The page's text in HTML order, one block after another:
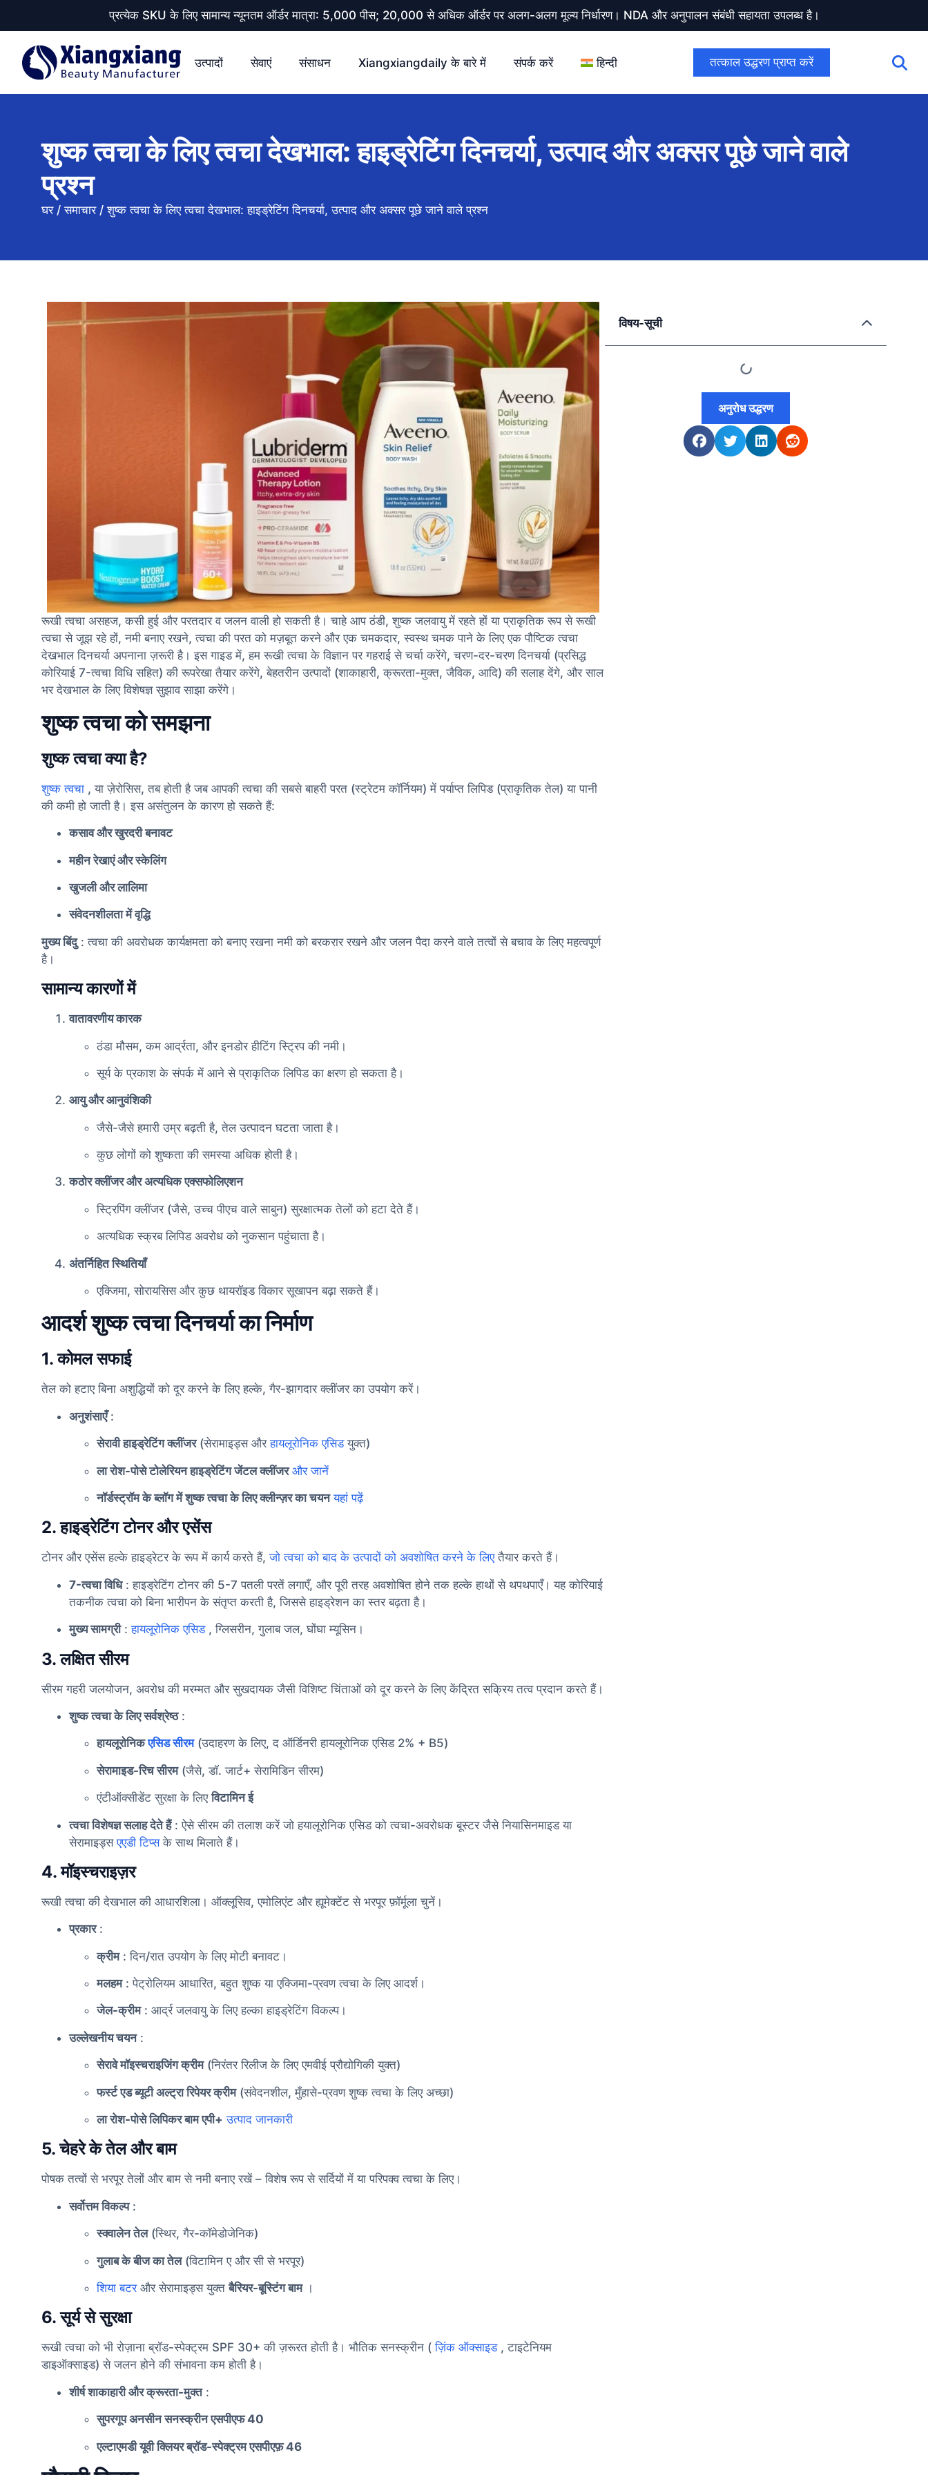
प्रत्येक SKU के लिए सामान्य न्यूनतम ऑर्डर मात्रा: 5,000 पीस; 20,000 से अधिक ऑर्डर पर अलग-अलग मूल्य निर्धारण। NDA और अनुपालन संबंधी सहायता उपलब्ध है।
उत्पादों सेवाएं संसाधन Xiangxiangdaily के बारे में संपर्क करें हिन्दी तत्काल उद्धरण प्राप्त करें
शुष्क त्वचा के लिए त्वचा देखभाल: हाइड्रेटिंग दिनचर्या, उत्पाद और अक्सर पूछे जाने वाले
प्रश्न
घर/समाचार/शुष्क त्वचा के लिए त्वचा देखभाल: हाइड्रेटिंग दिनचर्या, उत्पाद और अक्सर पूछे जाने वाले प्रश्न
रूखी त्वचा असहज, कसी हुई और परतदार व जलन वाली हो सकती है। चाहे आप ठंडी, शुष्क जलवायु में रहते हों या प्राकृतिक रूप से रूखी
त्वचा से जूझ रहे हों, नमी बनाए रखने, त्वचा की परत को मज़बूत करने और एक चमकदार, स्वस्थ चमक पाने के लिए एक पौष्टिक त्वचा
देखभाल दिनचर्या अपनाना ज़रूरी है। इस गाइड में, हम रूखी त्वचा के विज्ञान पर गहराई से चर्चा करेंगे, चरण-दर-चरण दिनचर्या (प्रसिद्ध
कोरियाई 7-त्वचा विधि सहित) की रूपरेखा तैयार करेंगे, बेहतरीन उत्पादों (शाकाहारी, क्रूरता-मुक्त, जैविक, आदि) की सलाह देंगे, और साल
भर देखभाल के लिए विशेषज्ञ सुझाव साझा करेंगे।
शुष्क त्वचा को समझना
शुष्क त्वचा क्या है?
शुष्क त्वचा , या ज़ेरोसिस, तब होती है जब आपकी त्वचा की सबसे बाहरी परत (स्ट्रेटम कॉर्नियम) में पर्याप्त लिपिड (प्राकृतिक तेल) या पानी
की कमी हो जाती है। इस असंतुलन के कारण हो सकते हैं:
कसाव और खुरदरी बनावट
महीन रेखाएं और स्केलिंग
खुजली और लालिमा
संवेदनशीलता में वृद्धि
मुख्य बिंदु: त्वचा की अवरोधक कार्यक्षमता को बनाए रखना नमी को बरकरार रखने और जलन पैदा करने वाले तत्वों से बचाव के लिए महत्वपूर्ण
है।
सामान्य कारणों में
वातावरणीय कारक
ठंडा मौसम, कम आर्द्रता, और इनडोर हीटिंग स्ट्रिप की नमी।
सूर्य के प्रकाश के संपर्क में आने से प्राकृतिक लिपिड का क्षरण हो सकता है।
आयु और आनुवंशिकी
जैसे-जैसे हमारी उम्र बढ़ती है, तेल उत्पादन घटता जाता है।
कुछ लोगों को शुष्कता की समस्या अधिक होती है।
कठोर क्लींजर और अत्यधिक एक्सफोलिएशन
स्ट्रिपिंग क्लींजर (जैसे, उच्च पीएच वाले साबुन) सुरक्षात्मक तेलों को हटा देते हैं।
अत्यधिक स्क्रब लिपिड अवरोध को नुकसान पहुंचाता है।
अंतर्निहित स्थितियाँ
एक्जिमा, सोरायसिस और कुछ थायरॉइड विकार सूखापन बढ़ा सकते हैं।
आदर्श शुष्क त्वचा दिनचर्या का निर्माण
1. कोमल सफाई
तेल को हटाए बिना अशुद्धियों को दूर करने के लिए हल्के, गैर-झागदार क्लींजर का उपयोग करें।
अनुशंसाएँ:
सेरावी हाइड्रेटिंग क्लींजर(सेरामाइड्स औरहायलूरोनिक एसिडयुक्त)
ला रोश-पोसे टोलेरियन हाइड्रेटिंग जेंटल क्लींजर और जानें
नॉर्डस्ट्रॉम के ब्लॉग में शुष्क त्वचा के लिए क्लीन्ज़र का चयन यहां पढ़ें
2. हाइड्रेटिंग टोनर और एसेंस
टोनर और एसेंस हल्के हाइड्रेटर के रूप में कार्य करते हैं,जो त्वचा को बाद के उत्पादों को अवशोषित करने के लिएतैयार करते हैं।
7-त्वचा विधि: हाइड्रेटिंग टोनर की 5-7 पतली परतें लगाएँ, और पूरी तरह अवशोषित होने तक हल्के हाथों से थपथपाएँ। यह कोरियाई
तकनीक त्वचा को बिना भारीपन के संतृप्त करती है, जिससे हाइड्रेशन का स्तर बढ़ता है।
मुख्य सामग्री:हायलूरोनिक एसिड, ग्लिसरीन, गुलाब जल, घोंघा म्यूसिन।
3. लक्षित सीरम
सीरम गहरी जलयोजन, अवरोध की मरम्मत और सुखदायक जैसी विशिष्ट चिंताओं को दूर करने के लिए केंद्रित सक्रिय तत्व प्रदान करते हैं।
शुष्क त्वचा के लिए सर्वश्रेष्ठ:
हायलूरोनिकएसिड सीरम(उदाहरण के लिए, द ऑर्डिनरी हायलूरोनिक एसिड 2% + B5)
सेरामाइड-रिच सीरम(जैसे, डॉ. जार्ट+ सेरामिडिन सीरम)
एंटीऑक्सीडेंट सुरक्षा के लिएविटामिन ई
त्वचा विशेषज्ञ सलाह देते हैं: ऐसे सीरम की तलाश करें जो हयालूरोनिक एसिड को त्वचा-अवरोधक बूस्टर जैसे नियासिनमाइड या
सेरामाइड्सएएडी टिप्सके साथ मिलाते हैं।
4. मॉइस्चराइज़र
रूखी त्वचा की देखभाल की आधारशिला। ऑक्लूसिव, एमोलिएंट और ह्यूमेक्टेंट से भरपूर फ़ॉर्मूला चुनें।
प्रकार:
क्रीम: दिन/रात उपयोग के लिए मोटी बनावट।
मलहम: पेट्रोलियम आधारित, बहुत शुष्क या एक्जिमा-प्रवण त्वचा के लिए आदर्श।
जेल-क्रीम: आर्द्र जलवायु के लिए हल्का हाइड्रेटिंग विकल्प।
उल्लेखनीय चयन:
सेरावे मॉइस्चराइजिंग क्रीम(निरंतर रिलीज के लिए एमवीई प्रौद्योगिकी युक्त)
फर्स्ट एड ब्यूटी अल्ट्रा रिपेयर क्रीम(संवेदनशील, मुँहासे-प्रवण शुष्क त्वचा के लिए अच्छा)
ला रोश-पोसे लिपिकर बाम एपी+ उत्पाद जानकारी
5. चेहरे के तेल और बाम
पोषक तत्वों से भरपूर तेलों और बाम से नमी बनाए रखें – विशेष रूप से सर्दियों में या परिपक्व त्वचा के लिए।
सर्वोत्तम विकल्प:
स्क्वालेन तेल(स्थिर, गैर-कॉमेडोजेनिक)
गुलाब के बीज का तेल(विटामिन ए और सी से भरपूर)
शिया बटरऔर सेरामाइड्स युक्तबैरियर-बूस्टिंग बाम।
6. सूर्य से सुरक्षा
रूखी त्वचा को भी रोज़ाना ब्रॉड-स्पेक्ट्रम SPF 30+ की ज़रूरत होती है। भौतिक सनस्क्रीन (ज़िंक ऑक्साइड, टाइटेनियम
डाइऑक्साइड) से जलन होने की संभावना कम होती है।
शीर्ष शाकाहारी और क्रूरता-मुक्त:
सुपरगूप अनसीन सनस्क्रीन एसपीएफ 40
एल्टाएमडी यूवी क्लियर ब्रॉड-स्पेक्ट्रम एसपीएफ़ 46
विषय-सूची
अनुरोध उद्धरण